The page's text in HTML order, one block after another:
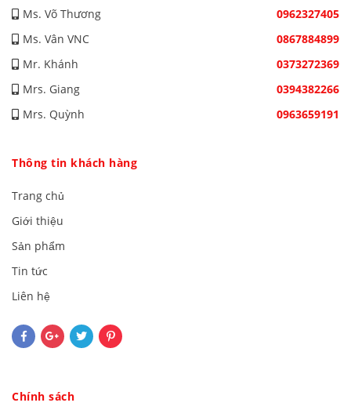
Ms. Võ Thương
0962327405
Ms. Vân VNC
0867884899
Mr. Khánh
0373272369
Mrs. Giang
0394382266
Mrs. Quỳnh
0963659191
Thông tin khách hàng
Trang chủ
Giới thiệu
Sản phẩm
Tin tức
Liên hệ
Chính sách